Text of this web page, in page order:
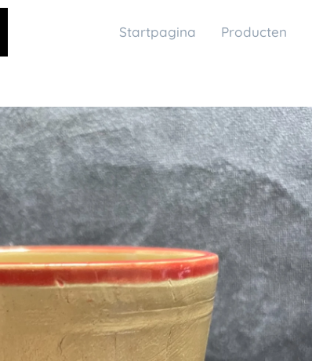
Startpagina Producten